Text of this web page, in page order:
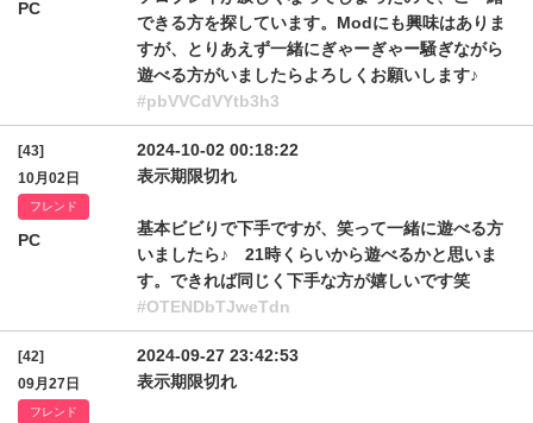
PC
できる方を探しています。Modにも興味はありま
すが、とりあえず一緒にぎゃーぎゃー騒ぎながら
遊べる方がいましたらよろしくお願いします♪
#pbVVCdVYtb3h3
[43]
10月02日
フレンド
PC
2024-10-02 00:18:22
表示期限切れ
基本ビビりで下手ですが、笑って一緒に遊べる方
いましたら♪ 21時くらいから遊べるかと思いま
す。できれば同じく下手な方が嬉しいです笑
#OTENDbTJweTdn
[42]
09月27日
フレンド
2024-09-27 23:42:53
表示期限切れ